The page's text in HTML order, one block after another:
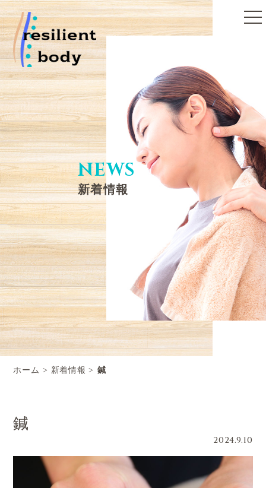
toggle
NEWS
新着情報
ホーム 新着情報 鍼
鍼
2024.9.10